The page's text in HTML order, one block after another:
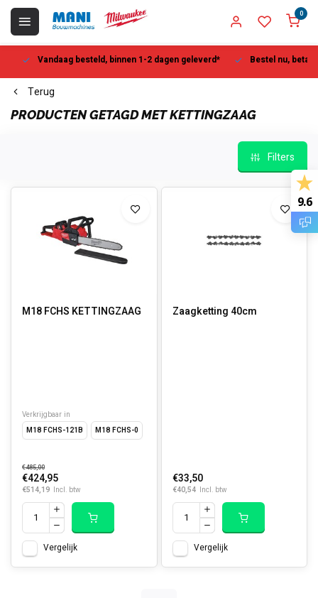
0
Vandaag besteld, binnen 1-2 dagen geleverd* Bestel nu, betaal
Terug
PRODUCTEN GETAGD MET KETTINGZAAG
Filters
M18 FCHS KETTINGZAAG
Verkrijgbaar in
M18 FCHS-121B
M18 FCHS-0
€485,00
€424,95
€514,19 Incl. btw
Vergelijk
Zaagketting 40cm
€33,50
€40,54 Incl. btw
Vergelijk
9.6